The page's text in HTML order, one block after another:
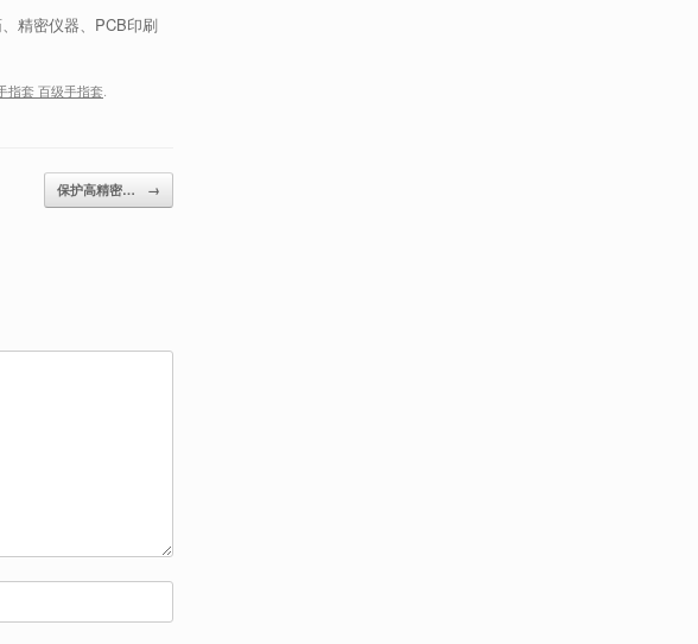
精密仪器、PCB印刷
指套 百级手指套
保护高精密… →